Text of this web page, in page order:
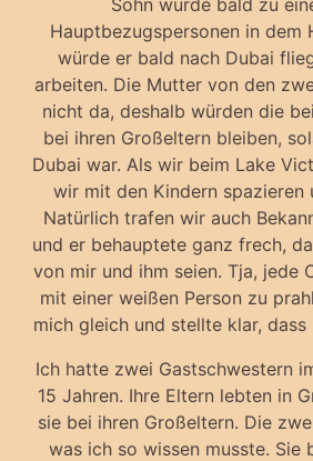
Sohn wurde bald zu
Hauptbezugspersonen in dem
würde er bald nach Dubai
arbeiten. Die Mutter von den
nicht da, deshalb würden die
bei ihren Großeltern bleiben,
Dubai war. Als wir beim Lake
wir mit den Kindern spazieren
Natürlich trafen wir auch
und er behauptete ganz frech,
von mir und ihm seien. Tja, jede
mit einer weißen Person zu
mich gleich und stellte klar,
Ich hatte zwei Gastschwestern
15 Jahren. Ihre Eltern lebten in
sie bei ihren Großeltern. Die
was ich so wissen musste. Sie